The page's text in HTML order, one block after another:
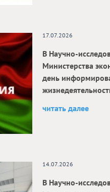
17.07.2026
В Научно-
Министерства
день
читать далее
14.07.2026
В Научно-